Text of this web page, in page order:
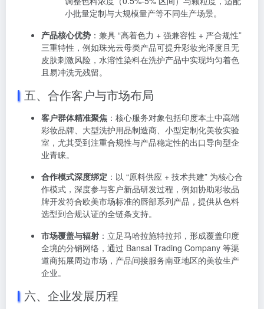
小批量定制与大规模量产等不同生产场景。
产品核心优势 ：兼具 “高着色力 + 强兼容性 + 严合规性”
三重特性，例如珠光云母类产品可提升彩妆光泽度且无
皮肤刺激风险，水溶性染料在洗护产品中实现均匀着色
且易冲洗无残留。
五、合作客户与市场布局
客户群体精准聚焦 ：核心服务对象包括印度本土中高端
彩妆品牌、大型洗护用品制造商、小型定制化美妆实验
室，尤其受到注重合规性与产品稳定性的出口导向型企
业青睐。
合作模式深度绑定 ：以 “原料供应 + 技术共建” 为核心合
作模式，深度参与客户新品研发过程，例如协助彩妆品
牌开发符合欧美市场标准的唇部系列产品，提供从色料
选型到合规认证的全链条支持。
市场覆盖与辐射 ：立足马哈拉施特拉邦，形成覆盖印度
全境的分销网络，通过 Bansal Trading Company 等渠
道商拓展周边市场，产品间接服务南亚地区的美妆生产
企业。
六、企业发展历程